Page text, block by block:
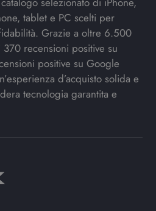
tablet e PC scelti per
Grazie a oltre 6.500
recensioni positive su
positive su Google
d’acquisto solida e
tecnologia garantita e